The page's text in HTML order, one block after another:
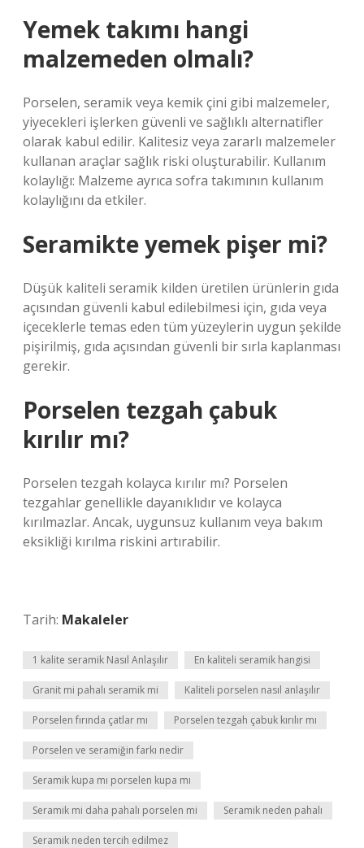
Yemek takımı hangi
malzemeden olmalı?
Porselen, seramik veya kemik çini gibi malzemeler,
yiyecekleri işlerken güvenli ve sağlıklı alternatifler
olarak kabul edilir. Kalitesiz veya zararlı malzemeler
kullanan araçlar sağlık riski oluşturabilir. Kullanım
kolaylığı: Malzeme ayrıca sofra takımının kullanım
kolaylığını da etkiler.
Seramikte yemek pişer mi?
Düşük kaliteli seramik kilden üretilen ürünlerin gıda
açısından güvenli kabul edilebilmesi için, gıda veya
içeceklerle temas eden tüm yüzeylerin uygun şekilde
pişirilmiş, gıda açısından güvenli bir sırla kaplanması
gerekir.
Porselen tezgah çabuk
kırılır mı?
Porselen tezgah kolayca kırılır mı? Porselen
tezgahlar genellikle dayanıklıdır ve kolayca
kırılmazlar. Ancak, uygunsuz kullanım veya bakım
eksikliği kırılma riskini artırabilir.
Tarih: Makaleler
1 kalite seramik Nasıl Anlaşılır En kaliteli seramik hangisi
Granit mi pahalı seramik mi Kaliteli porselen nasıl anlaşılır
Porselen fırında çatlar mı Porselen tezgah çabuk kırılır mı
Porselen ve seramiğin farkı nedir
Seramik kupa mı porselen kupa mı
Seramik mi daha pahalı porselen mi Seramik neden pahalı
Seramik neden tercih edilmez